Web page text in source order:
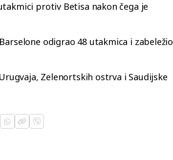
protiv Betisa nakon čega je
odigrao 48 utakmica i zabeležio
Zelenortskih ostrva i Saudijske